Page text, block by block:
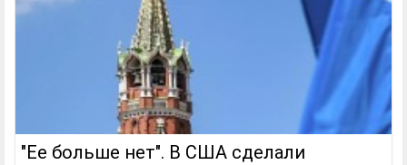
"Ее больше нет". В США сделали